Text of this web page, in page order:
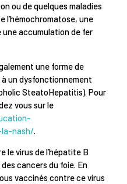
ou de quelques maladies
l’hémochromatose, une
une accumulation de fer
une forme de
un dysfonctionnement
SteatoHepatitis). Pour
vous sur le
nash/
le virus de l’hépatite B
cancers du foie. En
vaccinés contre ce virus